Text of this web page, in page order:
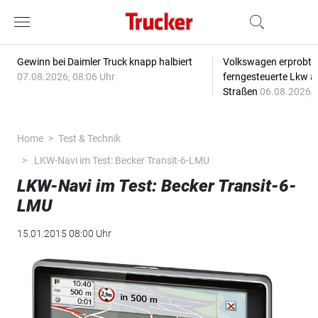
Gewinn bei Daimler Truck knapp halbiert
07.08.2026, 08:06 Uhr
Volkswagen erprobt
ferngesteuerte Lkw
Straßen 06.08.2026,
Home
Test & Technik
LKW-Navi im Test: Becker Transit-6-LMU
LKW-Navi im Test: Becker Transit-6-
LMU
15.01.2015 08:00 Uhr